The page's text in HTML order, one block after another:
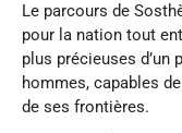
Le parcours de
pour la nation tout
plus précieuses
hommes, capables
de ses frontières.